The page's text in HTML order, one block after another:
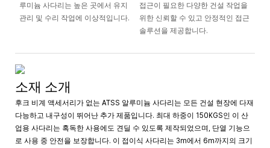
루미늄 사다리는 높은 곳에서 유지
관리 및 수리 작업에 이상적입니다.
접근이 필요한 다양한 건설 작업을
위한 신뢰할 수 있고 안정적인 접근
솔루션을 제공합니다.
소재 소개
후크 비계 액세서리가 없는 ATSS 알루미늄 사다리는 모든 건설 현장에 다재
다능하고 내구성이 뛰어난 추가 제품입니다. 최대 하중이 150KGS인 이 산
업용 사다리는 혹독한 사용에도 견딜 수 있도록 제작되었으며, 단열 기능으
로 사용 중 안전을 보장합니다. 이 접이식 사다리는 3m에서 6m까지의 크기